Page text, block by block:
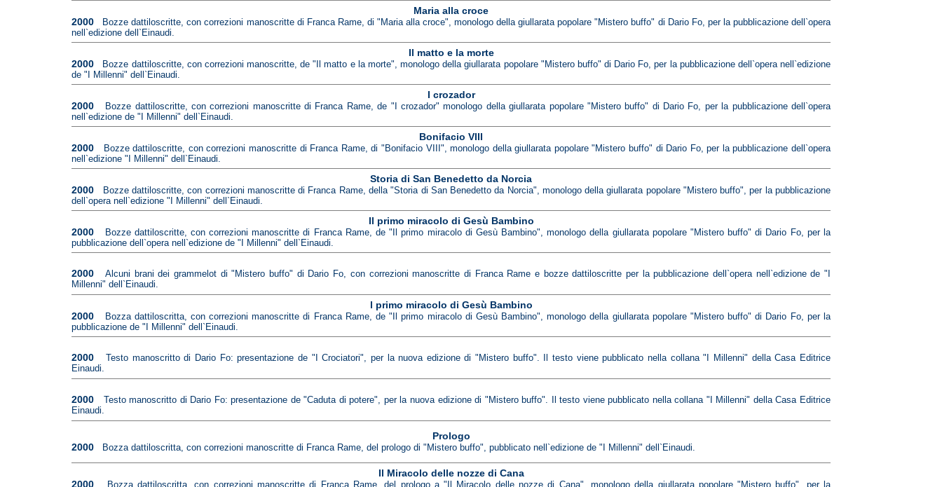
Maria alla croce
2000
Bozze dattiloscritte, con correzioni manoscritte di Franca Rame, di "Maria alla croce", monologo della giullarata popolare "Mistero buffo" di Dario Fo, per la pubblicazione dell`opera
nell`edizione dell`Einaudi.
Il matto e la morte
2000
Bozze dattiloscritte, con correzioni manoscritte, de "Il matto e la morte", monologo della giullarata popolare "Mistero buffo" di Dario Fo, per la pubblicazione dell`opera nell`edizione
de "I Millenni" dell`Einaudi.
I crozador
2000
Bozze dattiloscritte, con correzioni manoscritte di Franca Rame, de "I crozador" monologo della giullarata popolare "Mistero buffo" di Dario Fo, per la pubblicazione dell`opera
nell`edizione de "I Millenni" dell`Einaudi.
Bonifacio VIII
2000
Bozze dattiloscritte, con correzioni manoscritte di Franca Rame, di "Bonifacio VIII", monologo della giullarata popolare "Mistero buffo" di Dario Fo, per la pubblicazione dell`opera
nell`edizione "I Millenni" dell`Einaudi.
Storia di San Benedetto da Norcia
2000
Bozze dattiloscritte, con correzioni manoscritte di Franca Rame, della "Storia di San Benedetto da Norcia", monologo della giullarata popolare "Mistero buffo", per la pubblicazione
dell`opera nell`edizione "I Millenni" dell`Einaudi.
Il primo miracolo di Gesù Bambino
2000
Bozze dattiloscritte, con correzioni manoscritte di Franca Rame, de "Il primo miracolo di Gesù Bambino", monologo della giullarata popolare "Mistero buffo" di Dario Fo, per la
pubblicazione dell`opera nell`edizione de "I Millenni" dell`Einaudi.
2000
Alcuni brani dei grammelot di "Mistero buffo" di Dario Fo, con correzioni manoscritte di Franca Rame e bozze dattiloscritte per la pubblicazione dell`opera nell`edizione de "I
Millenni" dell`Einaudi.
l primo miracolo di Gesù Bambino
2000
Bozza dattiloscritta, con correzioni manoscritte di Franca Rame, de "Il primo miracolo di Gesù Bambino", monologo della giullarata popolare "Mistero buffo" di Dario Fo, per la
pubblicazione de "I Millenni" dell`Einaudi.
2000
Testo manoscritto di Dario Fo: presentazione de "I Crociatori", per la nuova edizione di "Mistero buffo". Il testo viene pubblicato nella collana "I Millenni" della Casa Editrice
Einaudi.
2000
Testo manoscritto di Dario Fo: presentazione de "Caduta di potere", per la nuova edizione di "Mistero buffo". Il testo viene pubblicato nella collana "I Millenni" della Casa Editrice
Einaudi.
Prologo
2000
Bozza dattiloscritta, con correzioni manoscritte di Franca Rame, del prologo di "Mistero buffo", pubblicato nell`edizione de "I Millenni" dell`Einaudi.
Il Miracolo delle nozze di Cana
2000
Bozza dattiloscritta, con correzioni manoscritte di Franca Rame, del prologo a "Il Miracolo delle nozze di Cana", monologo della giullarata popolare "Mistero buffo", per la